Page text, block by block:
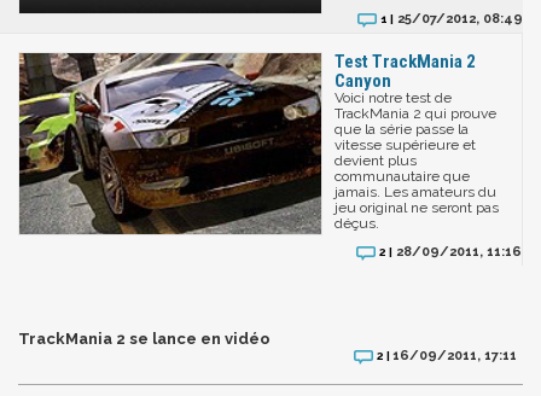
1 | 25/07/2012, 08:49
Test TrackMania 2
Canyon
Voici notre test de
TrackMania 2 qui prouve
que la série passe la
vitesse supérieure et
devient plus
communautaire que
jamais. Les amateurs du
jeu original ne seront pas
déçus.
2 | 28/09/2011, 11:16
TrackMania 2 se lance en vidéo
2 |16/09/2011, 17:11